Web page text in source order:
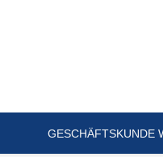
GESCHÄFTSKUNDE